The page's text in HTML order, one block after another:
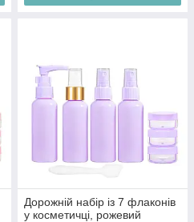
Дорожній набір із 7 флаконів
у косметичці, рожевий